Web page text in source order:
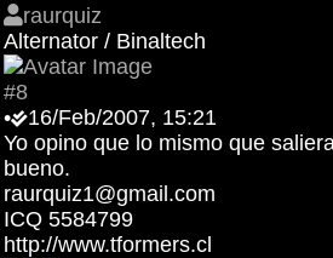
raurquiz
Alternator / Binaltech
#8
•
16/Feb/2007, 15:21
Yo opino que lo mismo que
bueno.
raurquiz1@gmail.com
ICQ 5584799
http://www.tformers.cl